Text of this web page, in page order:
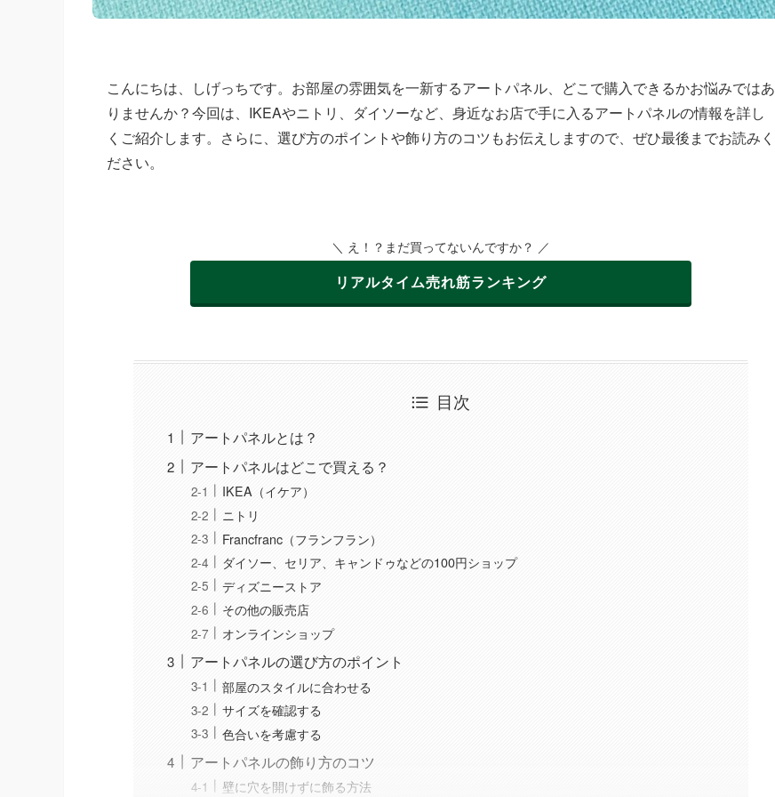
こんにちは、しげっちです。お部屋の雰囲気を一新するアートパネル、どこで購入できるかお悩みではあ
りませんか？今回は、IKEAやニトリ、ダイソーなど、身近なお店で手に入るアートパネルの情報を詳し
くご紹介します。さらに、選び方のポイントや飾り方のコツもお伝えしますので、ぜひ最後までお読みく
ださい。
＼ え！？まだ買ってないんですか？ ／
リアルタイム売れ筋ランキング
目次
アートパネルとは？
アートパネルはどこで買える？
IKEA（イケア）
ニトリ
Francfranc（フランフラン）
ダイソー、セリア、キャンドゥなどの100円ショップ
ディズニーストア
その他の販売店
オンラインショップ
アートパネルの選び方のポイント
部屋のスタイルに合わせる
サイズを確認する
色合いを考慮する
アートパネルの飾り方のコツ
壁に穴を開けずに飾る方法